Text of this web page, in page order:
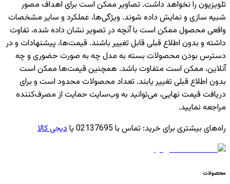
تلویزیون را نخواهد داشت. تصاویر ممکن است برای اهداف مصور
شبیه سازی و نمایش داده شوند. ویژگی‌ها، عملکرد و سایر مشخصات
واقعی محصول ممکن است با آنچه در تصویر نشان داده شده، تفاوت
داشته و بدون اطلاع قبلی قابل تغییر باشند. قیمت‌ها، پیشنهادات و در
دسترس بودن محصولات بسته به مدل چه به صورت حضوری و چه
آنلاین، ممکن است متفاوت باشد. همچنین قیمت‌ها ممکن است
بدون اطلاع قبلی تغییر یابند. تعداد محصولات محدود است و برای
دریافت قیمت نهایی، می‌توانید به وب‌سایت حمایت از مصرف‌کننده
مراجعه نمایید.
راه‌های بیشتری برای خرید: تماس با 02137695 یا دیجی کالا
محصولات